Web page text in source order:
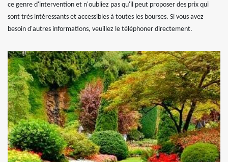
ce genre d'intervention et n'oubliez pas qu'il peut proposer des prix qui
sont très intéressants et accessibles à toutes les bourses. Si vous avez
besoin d'autres informations, veuillez le téléphoner directement.